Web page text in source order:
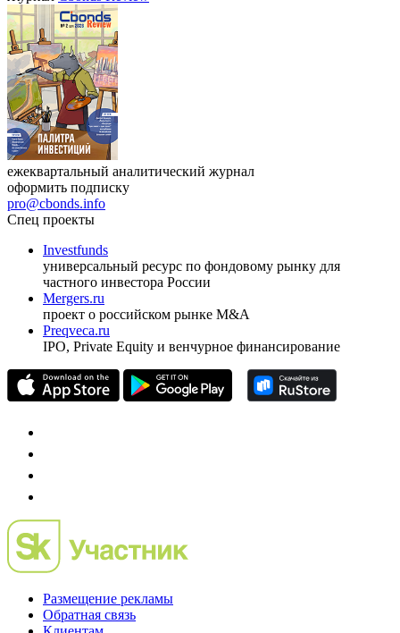
Республики Узбекистан»
17.09.2026, Ташкент
ЖурналCbonds Review
оформить подписку
pro@cbonds.info
Спец проекты
Investfunds
универсальный ресурс по фондовому рынку для
частного инвестора России
проект о российском рынке M&A
Preqveca.ru